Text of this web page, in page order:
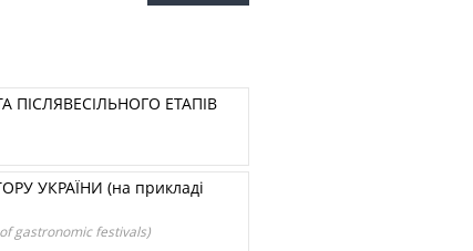
ЕТАПІВ
УКРАЇНИ (на прикладі
gastronomic festivals)